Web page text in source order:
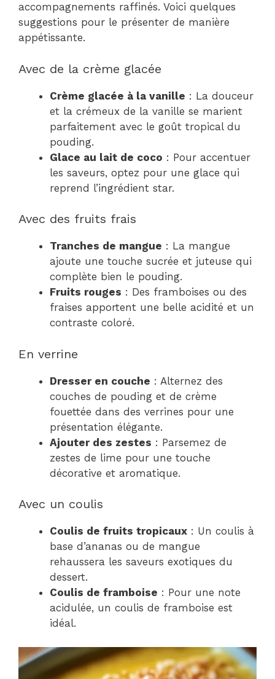
accompagnements raffinés. Voici quelques
suggestions pour le présenter de manière
appétissante.
Avec de la crème glacée
Crème glacée à la vanille : La douceur
et la crémeux de la vanille se marient
parfaitement avec le goût tropical du
pouding.
Glace au lait de coco : Pour accentuer
les saveurs, optez pour une glace qui
reprend l’ingrédient star.
Avec des fruits frais
Tranches de mangue : La mangue
ajoute une touche sucrée et juteuse qui
complète bien le pouding.
Fruits rouges : Des framboises ou des
fraises apportent une belle acidité et un
contraste coloré.
En verrine
Dresser en couche : Alternez des
couches de pouding et de crème
fouettée dans des verrines pour une
présentation élégante.
Ajouter des zestes : Parsemez de
zestes de lime pour une touche
décorative et aromatique.
Avec un coulis
Coulis de fruits tropicaux : Un coulis à
base d’ananas ou de mangue
rehaussera les saveurs exotiques du
dessert.
Coulis de framboise : Pour une note
acidulée, un coulis de framboise est
idéal.